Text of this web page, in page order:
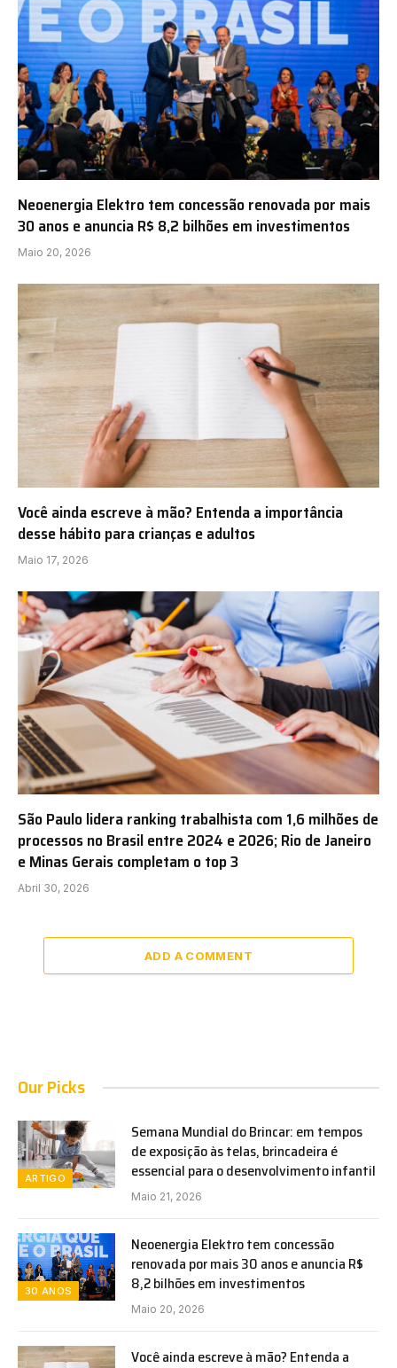
Neoenergia Elektro tem concessão renovada por mais
30 anos e anuncia R$ 8,2 bilhões em investimentos
Maio 20, 2026
Você ainda escreve à mão? Entenda a importância
desse hábito para crianças e adultos
Maio 17, 2026
São Paulo lidera ranking trabalhista com 1,6 milhões de
processos no Brasil entre 2024 e 2026; Rio de Janeiro
e Minas Gerais completam o top 3
Abril 30, 2026
ADD A COMMENT
Our Picks
ARTIGO
Semana Mundial do Brincar: em tempos
de exposição às telas, brincadeira é
essencial para o desenvolvimento infantil
Maio 21, 2026
30 ANOS
Neoenergia Elektro tem concessão
renovada por mais 30 anos e anuncia R$
8,2 bilhões em investimentos
Maio 20, 2026
Você ainda escreve à mão? Entenda a